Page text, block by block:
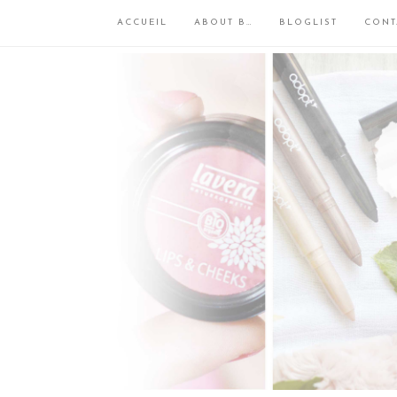
ACCUEIL ABOUT B… BLOGLIST